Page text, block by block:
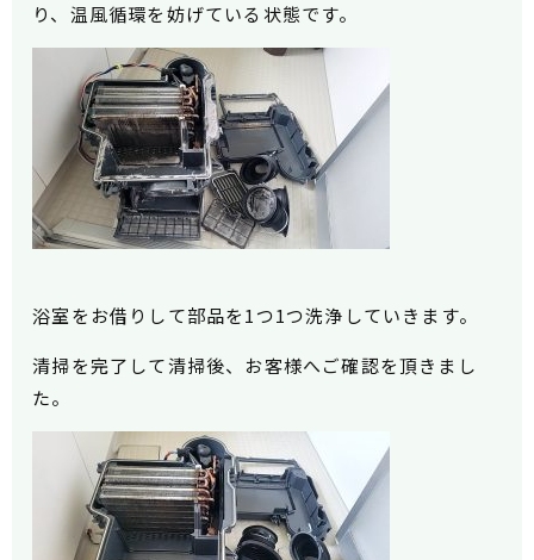
り、温風循環を妨げている状態です。
浴室をお借りして部品を1つ1つ洗浄していきます。
清掃を完了して清掃後、お客様へご確認を頂きまし
た。